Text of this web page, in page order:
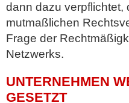
dann dazu verpflichtet,
mutmaßlichen
Frage der
Netzwerks.
UNTERNEHMEN
GESETZT